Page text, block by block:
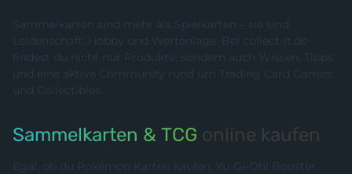
Sammelkarten sind mehr als Spielkarten – sie sind
Leidenschaft, Hobby und Wertanlage. Bei collect-it.de
findest du nicht nur Produkte, sondern auch Wissen, Tipps
und eine aktive Community rund um Trading Card Games
und Collectibles.
Sammelkarten & TCG online kaufen
Egal, ob du Pokémon Karten kaufen, Yu-Gi-Oh! Booster